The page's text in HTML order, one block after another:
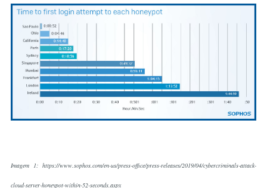
Imagem 1: https://www.sophos.com/en-us/press-office/press-releases/2019/04/cybercriminals-attack-
cloud-server-honeypot-within-52-seconds.aspx